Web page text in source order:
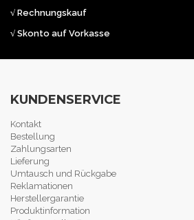
√ Rechnungskauf
√ Skonto auf Vorkasse
KUNDENSERVICE
Kontakt
Bestellung
Zahlungsarten
Lieferung
Umtausch und Rückgabe
Reklamationen
Herstellergarantie
Produktinformation